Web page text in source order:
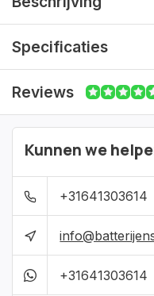
Specificaties
Reviews
Kunnen we
+31641303614
+31641303614